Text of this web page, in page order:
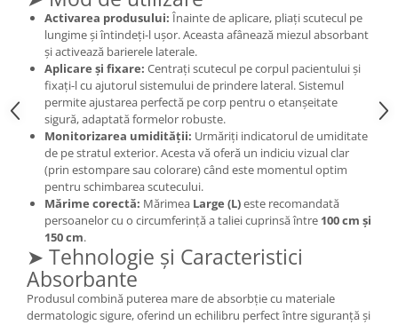
Electroliti
Produse Apicole
Cacao
Activarea produsului: Înainte de aplicare, pliați scutecul pe
lungime și întindeți-l ușor. Aceasta afânează miezul absorbant
și activează barierele laterale.
Aplicare și fixare: Centrați scutecul pe corpul pacientului și
fixați-l cu ajutorul sistemului de prindere lateral. Sistemul
permite ajustarea perfectă pe corp pentru o etanșeitate
sigură, adaptată formelor robuste.
Monitorizarea umidității: Urmăriți indicatorul de umiditate
de pe stratul exterior. Acesta vă oferă un indiciu vizual clar
(prin estompare sau colorare) când este momentul optim
pentru schimbarea scutecului.
Mărime corectă: Mărimea Large (L)este recomandată
persoanelor cu o circumferință a taliei cuprinsă între 100 cm și
150 cm.
➤ Tehnologie și Caracteristici
Absorbante
Produsul combină puterea mare de absorbție cu materiale
dermatologic sigure, oferind un echilibru perfect între siguranță și